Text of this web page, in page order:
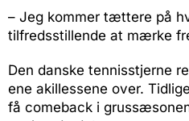
– Jeg kommer tættere på
tilfredsstillende at mærke
Den danske tennisstjerne
ene akillessene over.
få comeback i